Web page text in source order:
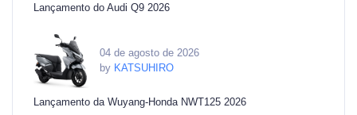
Lançamento do Audi Q9 2026
04 de agosto de 2026
by KATSUHIRO
Lançamento da Wuyang-Honda NWT125 2026